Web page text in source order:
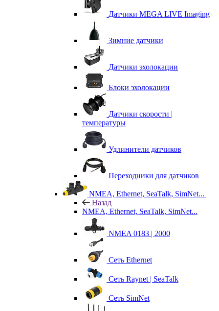
Датчики MEGA LIVE Imaging
Зимние датчики
Датчики эхолокации
Блоки эхолокации
Датчики скорости |
температуры
Удлинители датчиков
Переходники для датчиков
NMEA, Ethernet, SeaTalk, SimNet...
Назад
NMEA, Ethernet, SeaTalk, SimNet...
NMEA 0183 | 2000
Сеть Ethernet
Сеть Raynet | SeaTalk
Сеть SimNet